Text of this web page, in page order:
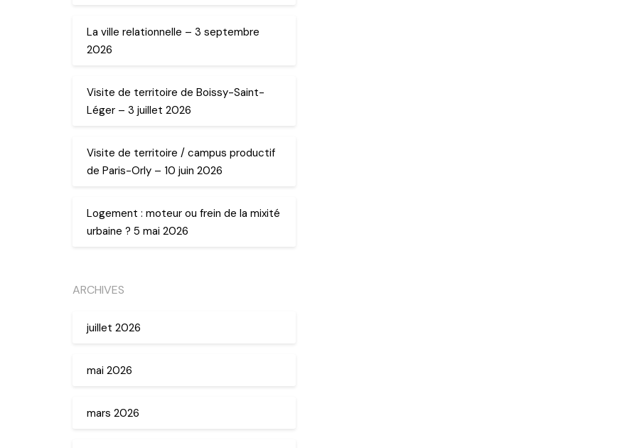
La ville relationnelle – 3 septembre
2026
Visite de territoire de Boissy-Saint-
Léger – 3 juillet 2026
Visite de territoire / campus productif
de Paris-Orly – 10 juin 2026
Logement : moteur ou frein de la mixité
urbaine ? 5 mai 2026
ARCHIVES
juillet 2026
mai 2026
mars 2026